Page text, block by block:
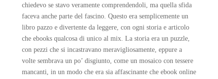
chiedevo se stavo veramente comprendendoli, ma quella sfida
faceva anche parte del fascino. Questo era semplicemente un
libro pazzo e divertente da leggere, con ogni storia e articolo
che ebooks qualcosa di unico al mix. La storia era un puzzle,
con pezzi che si incastravano meravigliosamente, eppure a
volte sembrava un po’ disgiunto, come un mosaico con tessere
mancanti, in un modo che era sia affascinante che ebook online